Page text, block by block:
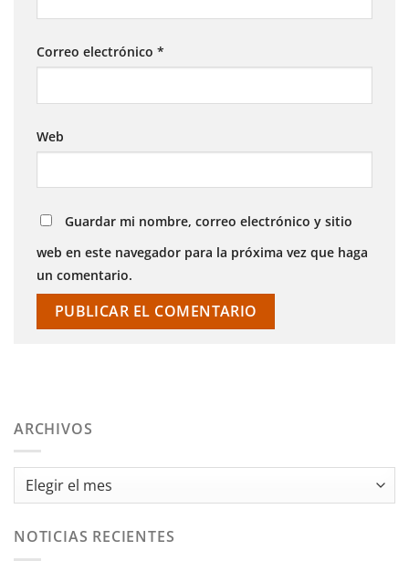
Correo electrónico *
Web
Guardar mi nombre, correo electrónico y sitio
web en este navegador para la próxima vez que haga
un comentario.
ARCHIVOS
Archivos
NOTICIAS RECIENTES